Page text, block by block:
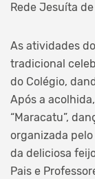
Rede Jesuíta
As atividades do
tradicional
do Colégio,
Após a
“Maracatu”,
organizada
da deliciosa
Pais e